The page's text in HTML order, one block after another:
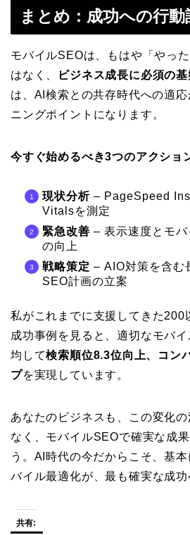
まとめ：成功への行動
モバイルSEOは、もはや「やっ
はなく、
ビジネス成長に必須の基
は、AI検索との共存時代への適
ニングポイントになります。
今すぐ始めるべき3つのアクショ
現状分析 – PageSpeed
Vitalsを測定
緊急改善 – 表示速度とモ
の向上
戦略策定 – AIO対策を含む
SEO計画の立案
私がこれまでに支援してきた200
成功事例を見ると、適切なモバ
均して検索順位8.3位向上、コン
プを実現しています。
あなたのビジネスも、この変化
なく、モバイルSEOで確実な成
う。AI時代の今だからこそ、基
バイル最適化が、最も確実な成功
共有: